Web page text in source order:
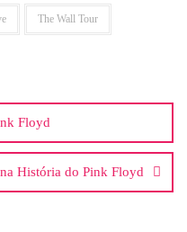
The Wall Tour
Floyd
História do Pink Floyd